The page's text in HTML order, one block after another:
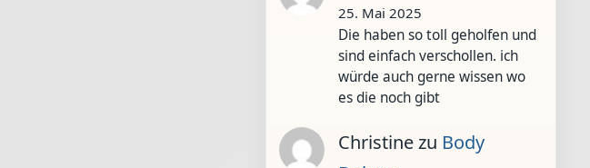
25. Mai 2025
Die haben so toll geholfen und
sind einfach verschollen. ich
würde auch gerne wissen wo
es die noch gibt
Christinezu Body